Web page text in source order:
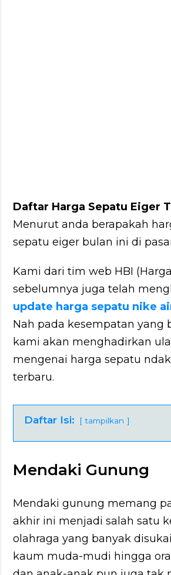
Daftar Harga Sepatu Eiger
Menurut anda berapakah
sepatu eiger bulan ini di
Kami dari tim web HBI
sebelumnya juga telah
update harga sepatu nike
Nah pada kesempatan yang
kami akan menghadirkan
mengenai harga sepatu
terbaru.
Daftar Isi: tampilkan
Mendaki Gunung
Mendaki gunung memang
akhir ini menjadi salah satu
olahraga yang banyak
kaum muda-mudi hingga